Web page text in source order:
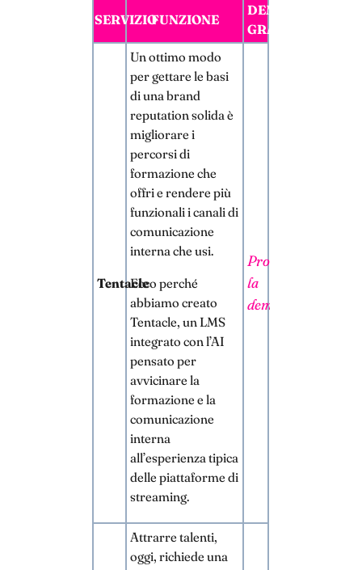
SERVIZIOFUNZIONE
DEMO
GRATUITA
Tentacle
Un ottimo modo
per gettare le basi
di una brand
reputation solida è
migliorare i
percorsi di
formazione che
offri e rendere più
funzionali i canali di
comunicazione
interna che usi.
Ecco perché
abbiamo creato
Tentacle, un LMS
integrato con l’AI
pensato per
avvicinare la
formazione e la
comunicazione
interna
all’esperienza tipica
delle piattaforme di
streaming.
Prova
la
demo
Attrarre talenti,
oggi, richiede una